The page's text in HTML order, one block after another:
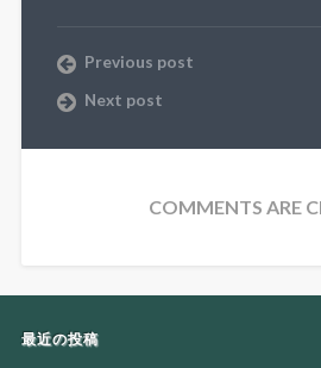
Previous post
Next post
COMMENTS ARE
最近の投稿